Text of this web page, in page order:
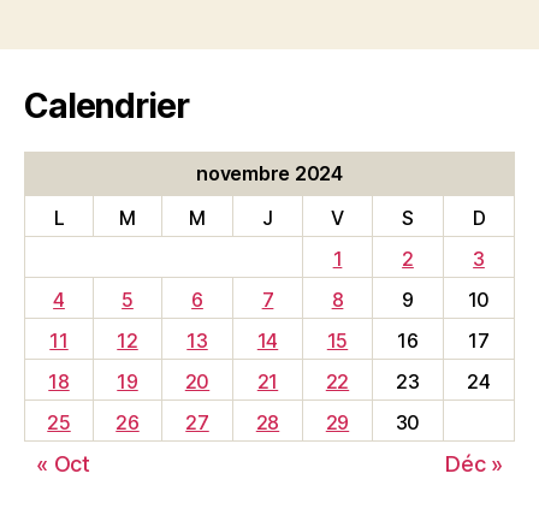
Calendrier
novembre 2024
L
M M J V S
D
1
2
3
4
5 6 7 8 9
10
11
12 13 14 15 16
17
18
19 20 21 22 23
24
25
26 27 28 29 30
« Oct Déc »